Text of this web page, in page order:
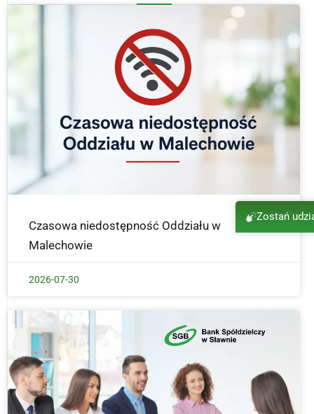
Czasowa niedostępność Oddziału w
Malechowie
2026-07-30
Zostań